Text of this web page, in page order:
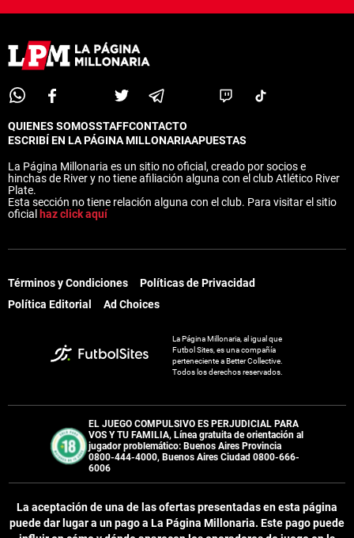
QUIENES SOMOSSTAFFCONTACTO
ESCRIBÍ EN LA PÁGINA MILLONARIAAPUESTAS
La Página Millonaria es un sitio no oficial, creado por socios e
hinchas de River y no tiene afiliación alguna con el club Atlético River
Plate.
Esta sección no tiene relación alguna con el club. Para visitar el sitio
oficial haz click aquí
Términos y Condiciones
Políticas de Privacidad
Política Editorial
Ad Choices
La Página Millonaria, al igual que
Futbol Sites, es una compañía
perteneciente a Better Collective.
Todos los derechos reservados.
EL JUEGO COMPULSIVO ES PERJUDICIAL PARA
VOS Y TU FAMILIA, Línea gratuita de orientación al
jugador problemático: Buenos Aires Provincia
0800-444-4000, Buenos Aires Ciudad 0800-666-
6006
La aceptación de una de las ofertas presentadas en esta página
puede dar lugar a un pago a La Página Millonaria. Este pago puede